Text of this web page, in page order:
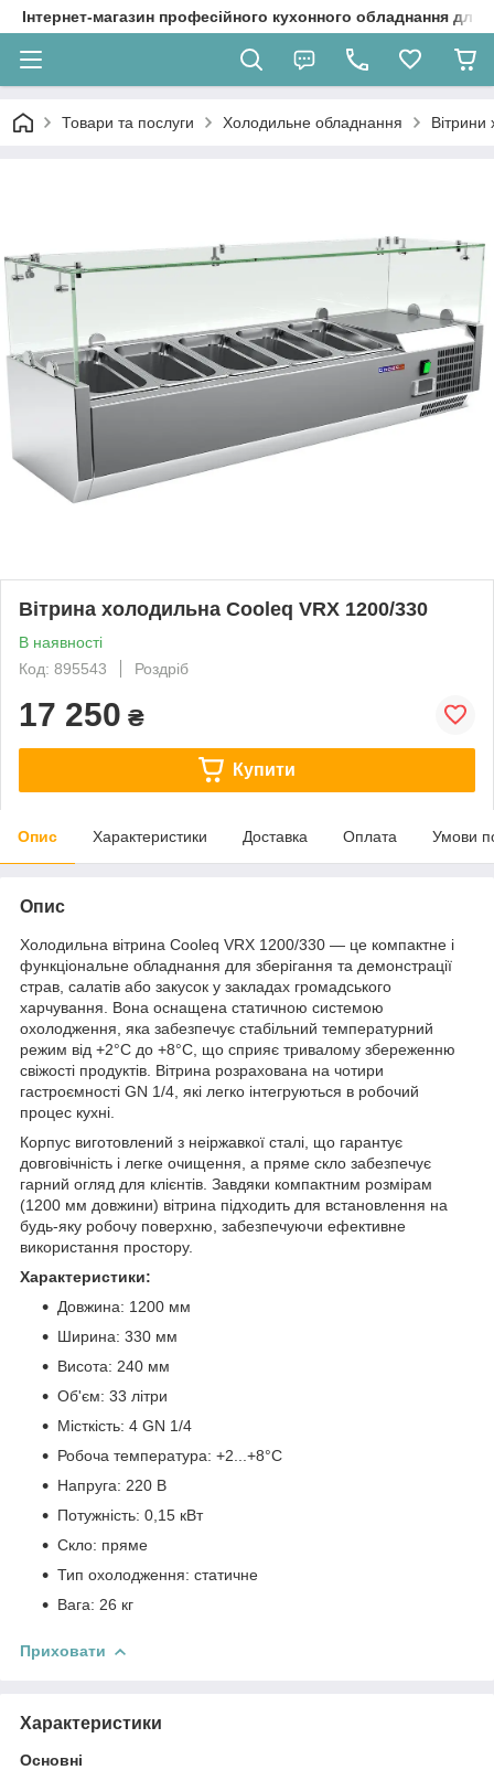
Інтернет-магазин професійного кухонного обладнання
Товари та послуги Холодильне обладнання Вітрини
Вітрина холодильна Cooleq VRX 1200/330
В наявності
Код: 895543
Роздріб
17 250 ₴
Купити
Опис Характеристики Доставка Оплата Умови
Опис
Холодильна вітрина Cooleq VRX 1200/330 — це компактне і
функціональне обладнання для зберігання та демонстрації
страв, салатів або закусок у закладах громадського
харчування. Вона оснащена статичною системою
охолодження, яка забезпечує стабільний температурний
режим від +2°C до +8°C, що сприяє тривалому збереженню
свіжості продуктів. Вітрина розрахована на чотири
гастроємності GN 1/4, які легко інтегруються в робочий
процес кухні.
Корпус виготовлений з неіржавкої сталі, що гарантує
довговічність і легке очищення, а пряме скло забезпечує
гарний огляд для клієнтів. Завдяки компактним розмірам
(1200 мм довжини) вітрина підходить для встановлення на
будь-яку робочу поверхню, забезпечуючи ефективне
використання простору.
Характеристики:
Довжина: 1200 мм
Ширина: 330 мм
Висота: 240 мм
Об'єм: 33 літри
Місткість: 4 GN 1/4
Робоча температура: +2...+8°C
Напруга: 220 В
Потужність: 0,15 кВт
Скло: пряме
Тип охолодження: статичне
Вага: 26 кг
Приховати
Характеристики
Основні